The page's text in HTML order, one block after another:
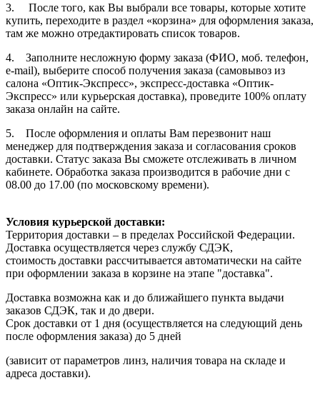
3. После того, как Вы выбрали все товары, которые хотите
купить, переходите в раздел «корзина» для оформления заказа,
там же можно отредактировать список товаров.
4. Заполните несложную форму заказа (ФИО, моб. телефон,
e-mail), выберите способ получения заказа (самовывоз из
салона «Оптик-Экспресс», экспресс-доставка «Оптик-
Экспресс» или курьерская доставка), проведите 100% оплату
заказа онлайн на сайте.
5. После оформления и оплаты Вам перезвонит наш
менеджер для подтверждения заказа и согласования сроков
доставки. Статус заказа Вы сможете отслеживать в личном
кабинете. Обработка заказа производится в рабочие дни с
08.00 до 17.00 (по московскому времени).
Условия курьерской доставки:
Территория доставки – в пределах Российской Федерации.
Доставка осуществляется через службу СДЭК,
стоимость доставки рассчитывается автоматически на сайте
при оформлении заказа в корзине на этапе "доставка".
Доставка возможна как и до ближайшего пункта выдачи
заказов СДЭК, так и до двери.
Срок доставки от 1 дня (осуществляется на следующий день
после оформления заказа) до 5 дней
(зависит от параметров линз, наличия товара на складе и
адреса доставки).